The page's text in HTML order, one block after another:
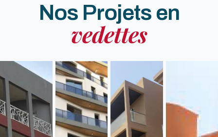
Nos Projets en
vedettes